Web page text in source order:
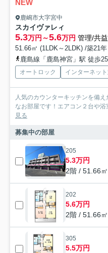
NEW
鹿嶋市大字宮中
スカイヴァレィ
5.3万円～5.6万円 管理/共
51.66㎡ (1LDK～2LDK) /築21
鹿島線「鹿島神宮」駅 徒歩
オートロック インターネッ
人気のカウンターキッチンを備
なお部屋です！エアコン２台や
見る
募集中の部屋
205
5.3万円
2階 / 51.66
202
5.6万円
2階 / 51.66
305
5.5万円